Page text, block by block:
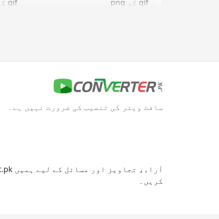
gif کو png gif کو svg
jpg کنورٹر
jpg کو bmp
jpg کو gif jpg کو ico
سافٹ ویئر کی تنصیب کی ضرورت نہیں ہے۔
کریں۔